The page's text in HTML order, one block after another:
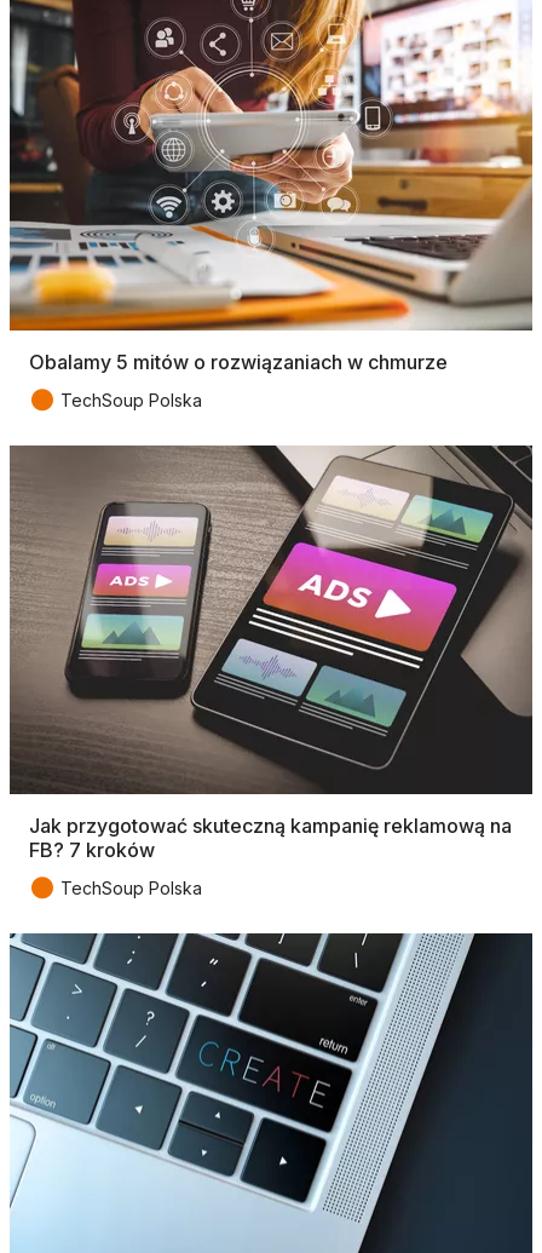
Obalamy 5 mitów o rozwiązaniach w chmurze
● TechSoup Polska
Jak przygotować skuteczną kampanię reklamową na
FB? 7 kroków
● TechSoup Polska